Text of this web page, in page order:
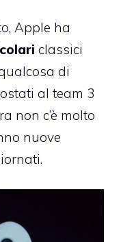
Apple ha
classici
di
al team 3
non c’è molto
nuove